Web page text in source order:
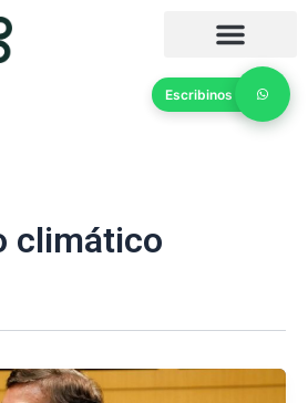
climático
Escribinos